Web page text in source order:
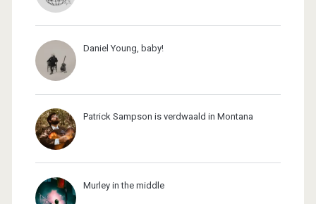
Daniel Young, baby!
Patrick Sampson is verdwaald in Montana
Murley in the middle